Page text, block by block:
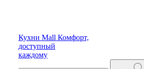
Кухни Mall Комфорт,
доступный
каждому